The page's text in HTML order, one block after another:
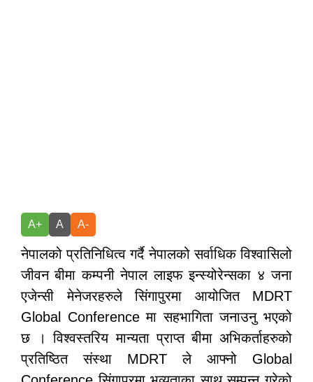
A+ A A-
नेपालको प्रतिनिधित्व गर्दै नेपालको सर्वाधिक विश्वासिलो
जीवन बीमा कम्पनी नेपाल लाइफ इन्स्योरेन्सका ४ जना
एजेन्सी मेनेजरहरुले सिंगापुरमा आयोजित MDRT
Global Conference मा सहभागिता जनाउनु भएको
छ । विश्वस्तरिय मान्यता प्राप्त बीमा अभिकर्ताहरुको
प्रतिष्ठित संस्था MDRT ले आफ्नो Global